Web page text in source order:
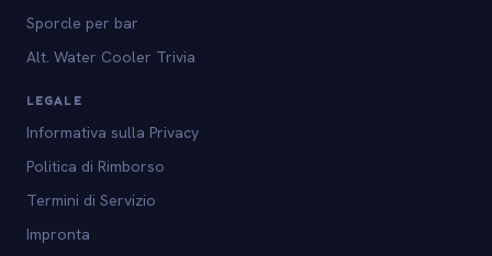
Sporcle per bar
Alt. Water Cooler Trivia
LEGALE
Informativa sulla Privacy
Politica di Rimborso
Termini di Servizio
Impronta